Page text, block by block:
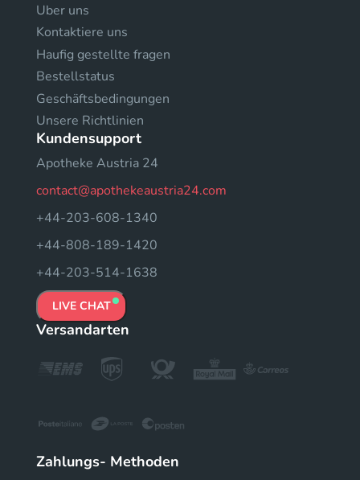
Uber uns
Kontaktiere uns
Haufig gestellte fragen
Bestellstatus
Geschäftsbedingungen
Unsere Richtlinien
Kundensupport
Apotheke Austria 24
contact@apothekeaustria24.com
+44-203-608-1340
+44-808-189-1420
+44-203-514-1638
LIVE CHAT
Versandarten
Zahlungs- Methoden